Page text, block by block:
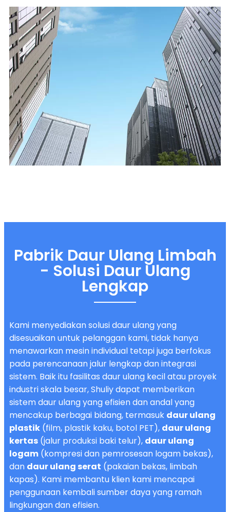
Pabrik Daur Ulang Limbah
- Solusi Daur Ulang
Lengkap
Kami menyediakan solusi daur ulang yang
disesuaikan untuk pelanggan kami, tidak hanya
menawarkan mesin individual tetapi juga berfokus
pada perencanaan jalur lengkap dan integrasi
sistem. Baik itu fasilitas daur ulang kecil atau proyek
industri skala besar, Shuliy dapat memberikan
sistem daur ulang yang efisien dan andal yang
mencakup berbagai bidang, termasuk daur ulang
plastik (film, plastik kaku, botol PET), daur ulang
kertas (jalur produksi baki telur), daur ulang
logam (kompresi dan pemrosesan logam bekas),
dan daur ulang serat (pakaian bekas, limbah
kapas). Kami membantu klien kami mencapai
penggunaan kembali sumber daya yang ramah
lingkungan dan efisien.